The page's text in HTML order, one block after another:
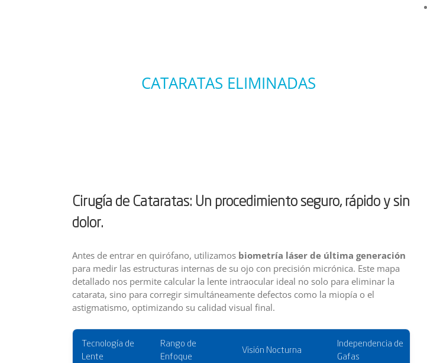
CATARATAS ELIMINADAS
Cirugía de Cataratas: Un procedimiento seguro, rápido y sin
dolor.
Antes de entrar en quirófano, utilizamos biometría láser de última generación
para medir las estructuras internas de su ojo con precisión micrónica. Este mapa
detallado nos permite calcular la lente intraocular ideal no solo para eliminar la
catarata, sino para corregir simultáneamente defectos como la miopía o el
astigmatismo, optimizando su calidad visual final.
Tecnología de
Lente
Rango de
Enfoque
Visión Nocturna
Independencia de
Gafas